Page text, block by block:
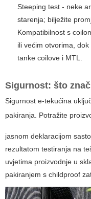
Steeping test - neke
starenja; bilježite
Kompatibilnost s
ili većim otvorima,
tanke coilove i MTL.
Sigurnost: što
Sigurnost e-tekućina
pakiranja. Potražite
jasnom deklaracijom
rezultatom testiranja na
uvjetima proizvodnje u
pakiranjem s childproof